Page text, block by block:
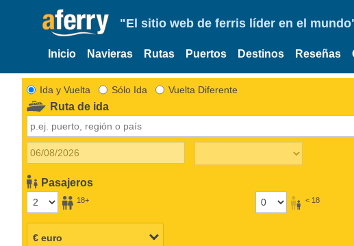
"El sitio web de ferris líder en el
Inicio Navieras Rutas Puertos Destinos Reseñas
Ida y Vuelta Sólo Ida Vuelta Diferente
Ruta de ida
Pasajeros
18+ < 18